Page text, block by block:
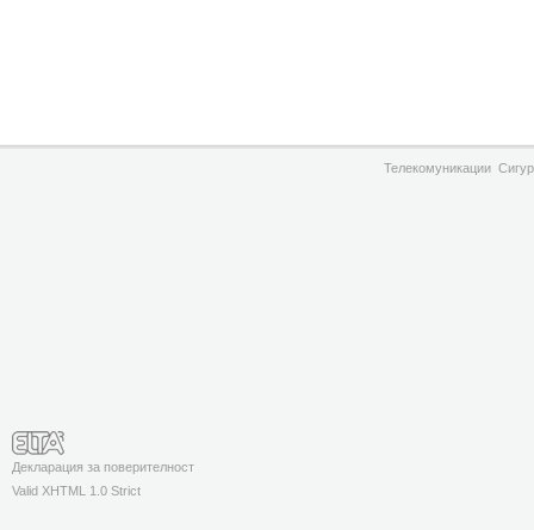
Телекомуникации
Декларация за поверителност
Valid XHTML 1.0 Strict